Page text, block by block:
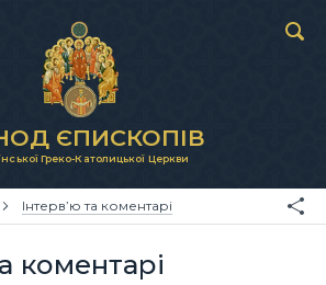
ЄПИСКОПІВ
Греко-Католицької Церкви
Інтерв’ю та коментарі
коментарі